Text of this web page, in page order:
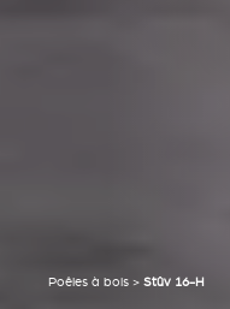
Poêles à bois > Stûv 16-H